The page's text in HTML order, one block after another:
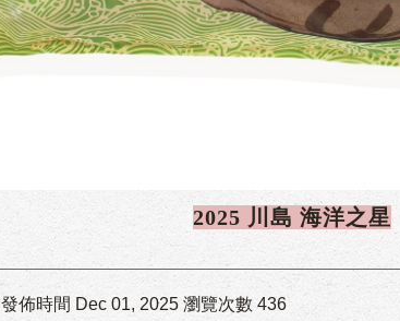
2025 川島 海洋之星
發佈時間 Dec 01, 2025 瀏覽次數 436